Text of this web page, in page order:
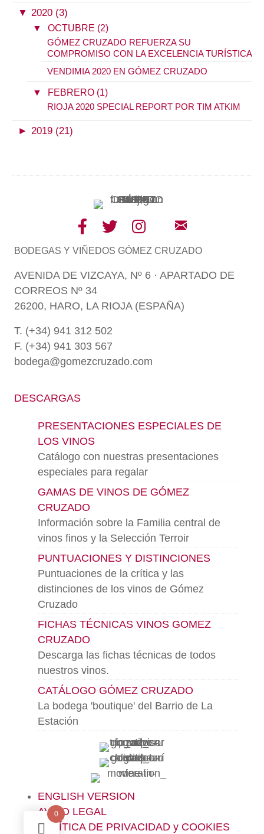
▼ 2020 (3)
▼ OCTUBRE (2)
GÓMEZ CRUZADO REFUERZA SU
COMPROMISO CON LA EXCELENCIA TURÍSTICA
VENDIMIA 2020 EN GÓMEZ CRUZADO
▼ FEBRERO (1)
RIOJA 2020 SPECIAL REPORT POR TIM ATKIM
► 2019 (21)
BODEGAS Y VIÑEDOS GÓMEZ CRUZADO
AVENIDA DE VIZCAYA, Nº 6 · APARTADO DE
CORREOS Nº 34
26200, HARO, LA RIOJA (ESPAÑA)
T. (+34) 941 312 502
F. (+34) 941 303 567
bodega@gomezcruzado.com
DESCARGAS
PRESENTACIONES ESPECIALES DE
LOS VINOS
Catálogo con nuestras presentaciones
especiales para regalar
GAMAS DE VINOS DE GÓMEZ
CRUZADO
Información sobre la Familia central de
vinos finos y la Selección Terroir
PUNTUACIONES Y DISTINCIONES
Puntuaciones de la crítica y las
distinciones de los vinos de Gómez
Cruzado
FICHAS TÉCNICAS VINOS GOMEZ
CRUZADO
Descarga las fichas técnicas de todos
nuestros vinos.
CATÁLOGO GÓMEZ CRUZADO
La bodega 'boutique' del Barrio de La
Estación
ENGLISH VERSION
AVISO LEGAL
POLÍTICA DE PRIVACIDAD y COOKIES
0